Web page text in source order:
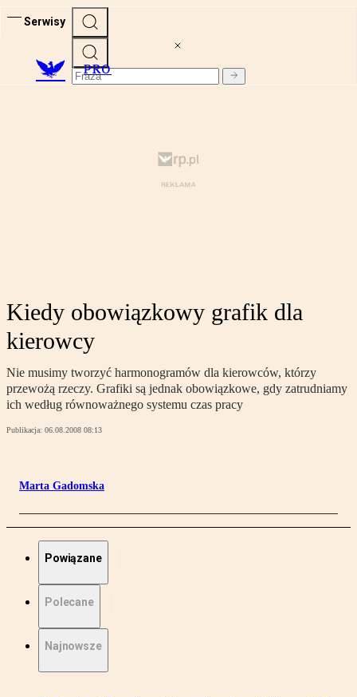
Serwisy
PRO
Kiedy obowiązkowy grafik dla
kierowcy
Nie musimy tworzyć harmonogramów dla kierowców, którzy
przewożą rzeczy. Grafiki są jednak obowiązkowe, gdy zatrudniamy
ich według równoważnego systemu czas pracy
Publikacja: 06.08.2008 08:13
Marta Gadomska
Powiązane
Polecane
Najnowsze